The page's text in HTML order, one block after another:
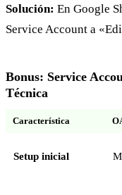
Solución: En Google
Service Account a
Bonus: Service
Técnica
Característica
Setup inicial